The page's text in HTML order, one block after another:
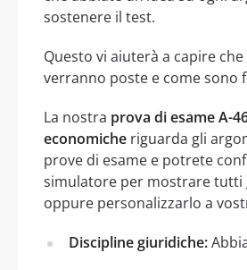
sostenere il test.
Questo vi aiuterà a capire
verranno poste e come sono
La nostra prova di esame A-
economiche riguarda gli
prove di esame e potrete
simulatore per mostrare tutti
oppure personalizzarlo a
Discipline giuridiche: